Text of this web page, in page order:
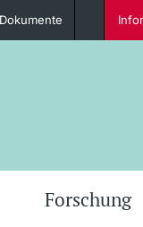
Dokumente
Forschung